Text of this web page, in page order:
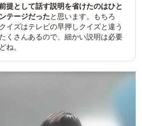
提として話す説明を省けたのはひと
テージだったと思います。もちろ
イズはテレビの早押しクイズと違う
くさんあるので、細かい説明は必要
ね。